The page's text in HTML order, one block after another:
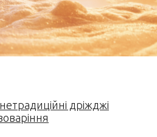
дріжджі